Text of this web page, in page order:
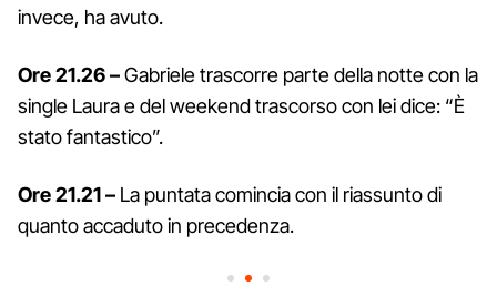
invece, ha avuto.
Ore 21.26 –Gabriele trascorre parte della notte con la
single Laura e del weekend trascorso con lei dice: “È
stato fantastico”.
Ore 21.21 – La puntata comincia con il riassunto di
quanto accaduto in precedenza.